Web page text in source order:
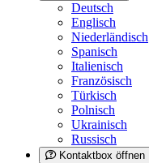
Deutsch
Englisch
Niederländisch
Spanisch
Italienisch
Französisch
Türkisch
Polnisch
Ukrainisch
Russisch
Kontaktbox öffnen